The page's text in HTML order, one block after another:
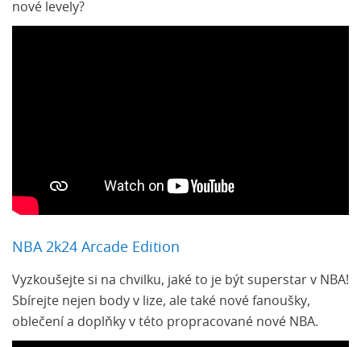
nové levely?
NBA 2k24 Arcade Edition
Vyzkoušejte si na chvilku, jaké to je být superstar v NBA!
Sbírejte nejen body v lize, ale také nové fanoušky,
oblečení a doplňky v této propracované nové NBA.